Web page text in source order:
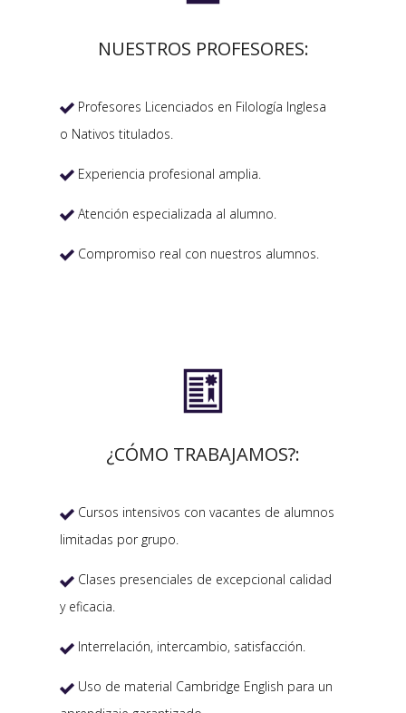
NUESTROS PROFESORES:
 Profesores Licenciados en Filología Inglesa
o Nativos titulados.
 Experiencia profesional amplia.
 Atención especializada al alumno.
 Compromiso real con nuestros alumnos.

¿CÓMO TRABAJAMOS?:
 Cursos intensivos con vacantes de alumnos
limitadas por grupo.
 Clases presenciales de excepcional calidad
y eficacia.
 Interrelación, intercambio, satisfacción.
 Uso de material Cambridge English para un